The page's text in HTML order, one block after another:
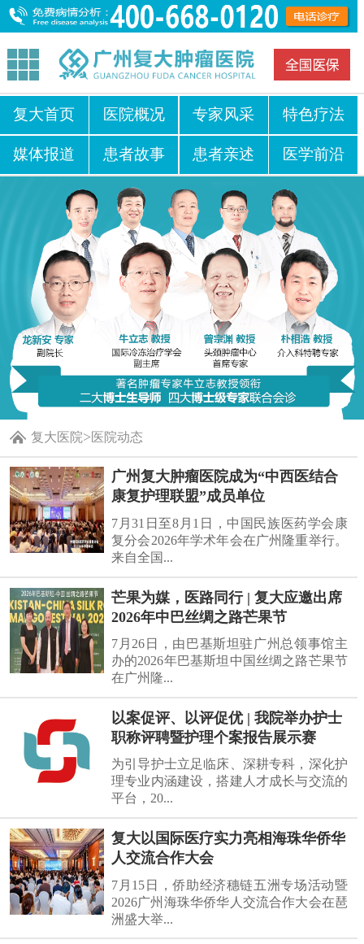
复大首页 医院概况 专家风采 特色疗法
媒体报道 患者故事 患者亲述 医学前沿
复大医院>医院动态
广州复大肿瘤医院成为“中西医结合
康复护理联盟”成员单位
7月31日至8月1日，中国民族医药学会康
复分会2026年学术年会在广州隆重举行。
来自全国...
芒果为媒，医路同行 | 复大应邀出席
2026年中巴丝绸之路芒果节
7月26日，由巴基斯坦驻广州总领事馆主
办的2026年巴基斯坦中国丝绸之路芒果节
在广州隆...
以案促评、以评促优 | 我院举办护士
职称评聘暨护理个案报告展示赛
为引导护士立足临床、深耕专科，深化护
理专业内涵建设，搭建人才成长与交流的
平台，20...
复大以国际医疗实力亮相海珠华侨华
人交流合作大会
7月15日，侨助经济穗链五洲专场活动暨
2026广州海珠华侨华人交流合作大会在琶
洲盛大举...